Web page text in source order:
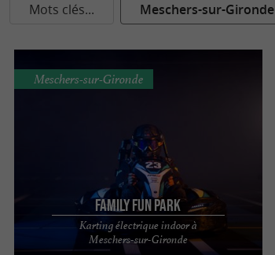
Mots clés... Meschers-sur-Gironde
Family Fun Park
Karting électrique indoor à
Meschers-sur-Gironde
Meschers-sur-Gironde
DÉCOUVREZ UNE EXPÉRIENCE DE karting
électrique indoor DE HAUT NIVEAU, MINI KART